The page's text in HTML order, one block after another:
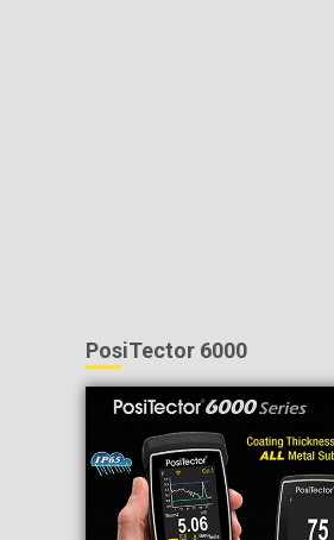
PosiTector 6000